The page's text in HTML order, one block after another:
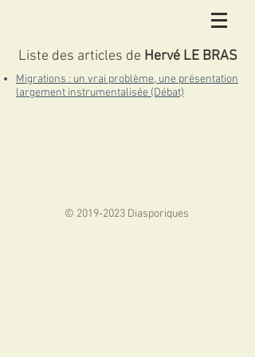
Liste des articles de Hervé LE BRAS
Migrations : un vrai problème, une présentation
largement instrumentalisée (Débat)
© 2019-2023 Diasporiques